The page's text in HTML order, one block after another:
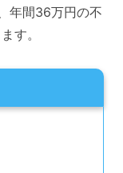
年間36万円の不
す。